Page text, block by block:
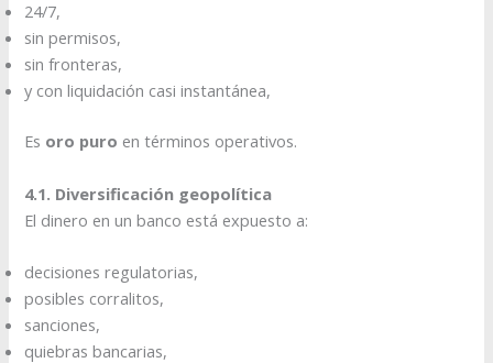
24/7,
sin permisos,
sin fronteras,
y con liquidación casi instantánea,
Es oro puro en términos operativos.
4.1. Diversificación geopolítica
El dinero en un banco está expuesto a:
decisiones regulatorias,
posibles corralitos,
sanciones,
quiebras bancarias,